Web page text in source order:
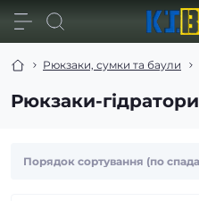
Рюкзаки, сумки та баули
Рюкзаки-гідратори